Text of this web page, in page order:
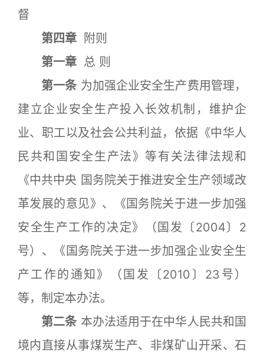
督
第四章 附则
第一章 总 则
第一条 为加强企业安全生产费用管理，
建立企业安全生产投入长效机制，维护企
业、职工以及社会公共利益，依据《中华人
民共和国安全生产法》等有关法律法规和
《中共中央 国务院关于推进安全生产领域改
革发展的意见》、《国务院关于进一步加强
安全生产工作的决定》（国发〔2004〕2
号）、《国务院关于进一步加强企业安全生
产工作的通知》（国发〔2010〕23号）
等，制定本办法。
第二条 本办法适用于在中华人民共和国
境内直接从事煤炭生产、非煤矿山开采、石